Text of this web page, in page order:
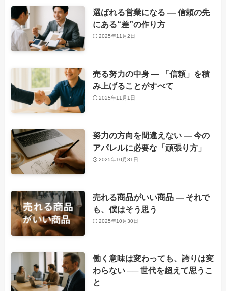
選ばれる営業になる ― 信頼の先
にある“差”の作り方
2025年11月2日
売る努力の中身 ― 「信頼」を積
み上げることがすべて
2025年11月1日
努力の方向を間違えない ― 今の
アパレルに必要な「頑張り方」
2025年10月31日
売れる商品がいい商品 ― それで
も、僕はそう思う
2025年10月30日
働く意味は変わっても、誇りは変
わらない ── 世代を超えて思うこ
と